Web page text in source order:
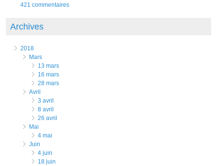
421 commentaires
Archives
2018
mars
13 mars
16 mars
28 mars
avril
3 avril
8 avril
26 avril
mai
4 mai
juin
4 juin
18 juin